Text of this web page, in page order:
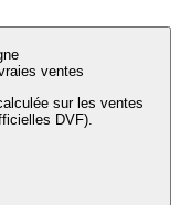
ventes
sur les ventes
DVF).